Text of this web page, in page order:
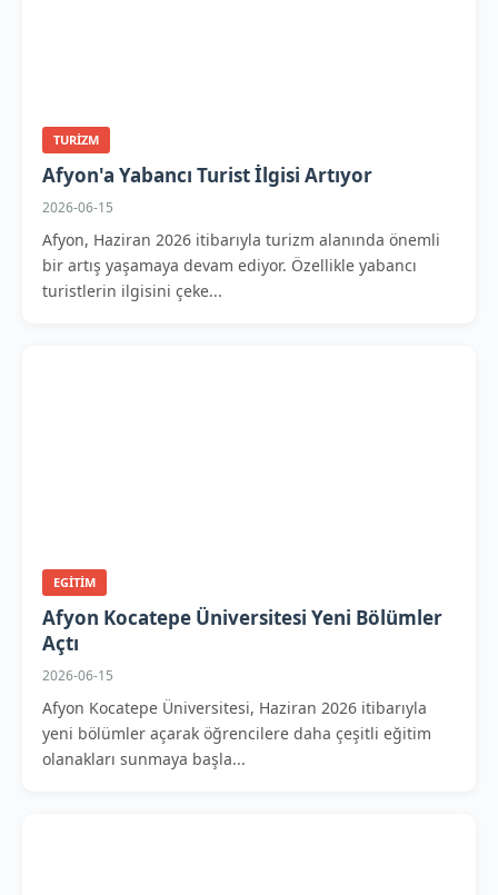
TURIZM
Afyon'a Yabancı Turist İlgisi Artıyor
2026-06-15
Afyon, Haziran 2026 itibarıyla turizm alanında önemli
bir artış yaşamaya devam ediyor. Özellikle yabancı
turistlerin ilgisini çeke...
EGITIM
Afyon Kocatepe Üniversitesi Yeni Bölümler
Açtı
2026-06-15
Afyon Kocatepe Üniversitesi, Haziran 2026 itibarıyla
yeni bölümler açarak öğrencilere daha çeşitli eğitim
olanakları sunmaya başla...